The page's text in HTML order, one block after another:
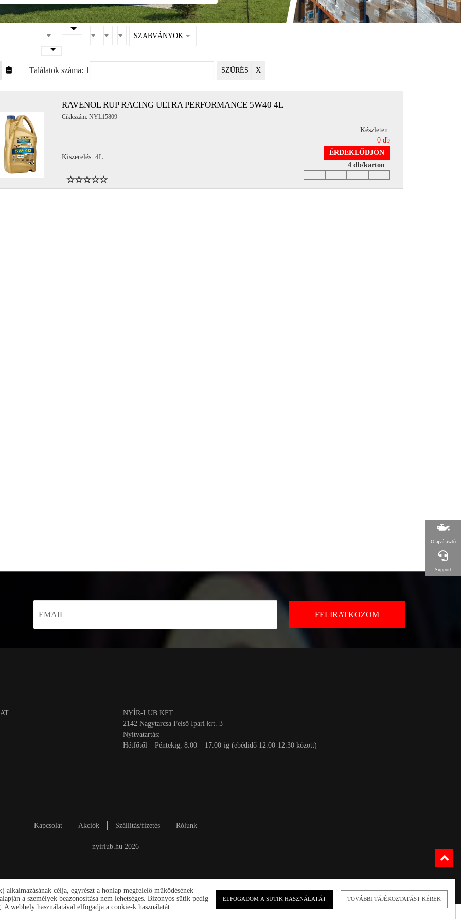
SZABVÁNYOK
Találatok száma: 1 SZŰRÉS X
RAVENOL RUP RACING ULTRA PERFORMANCE 5W40 4L
Cikkszám: NYL15809
Kiszerelés: 4L
Készleten:
0 db
ÉRDEKLŐDJÖN
4 db/karton
NYÍR-LUB KFT.:
2142 Nagytarcsa Felső Ipari krt. 3
Nyitvatartás:
Hétfőtől – Péntekig, 8.00 – 17.00-ig (ebédidő 12.00-12.30 között)
Kapcsolat Akciók Szállítás/fizetés Rólunk
nyirlub.hu 2026
Olajválasztó
Support
célja, egyrészt a honlap megfelelő működésének
a személyek beazonosítása nem lehetséges. Bizonyos sütik pedig
webhely használatával elfogadja a cookie-k használatát.
ELFOGADOM A SÜTIK HASZNÁLATÁT TOVÁBBI TÁJÉKOZTATÁST KÉREK